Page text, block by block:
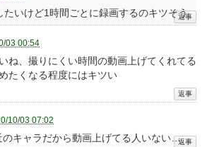
たいけど1時間ごとに録画するのキツそう
03 00:54
ね、撮りにくい時間の動画上げてくれてる
たくなる程度にはキツい
10/03 07:02
のキャラだから動画上げてる人いない…